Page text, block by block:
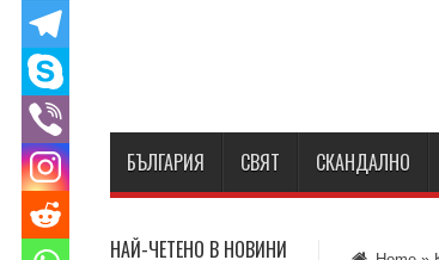
БЪЛГАРИЯ СВЯТ СКАНДАЛНО
НАЙ-ЧЕТЕНО В НОВИНИ